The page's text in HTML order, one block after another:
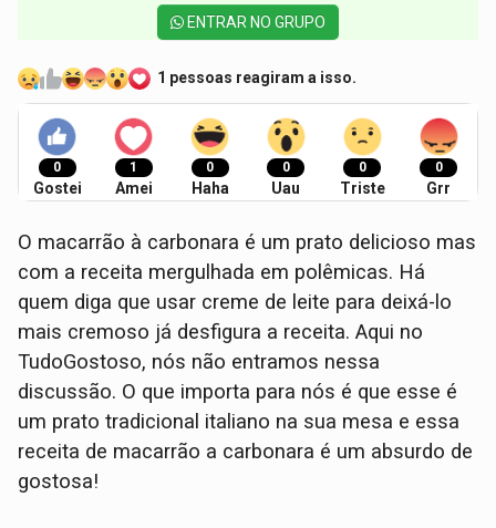
ENTRAR NO GRUPO
1 pessoas reagiram a isso.
0
Gostei
1
Amei
0
Haha
0
Uau
0
Triste
0
Grr
O macarrão à carbonara é um prato delicioso mas
com a receita mergulhada em polêmicas. Há
quem diga que usar creme de leite para deixá-lo
mais cremoso já desfigura a receita. Aqui no
TudoGostoso, nós não entramos nessa
discussão. O que importa para nós é que esse é
um prato tradicional italiano na sua mesa e essa
receita de macarrão a carbonara é um absurdo de
gostosa!